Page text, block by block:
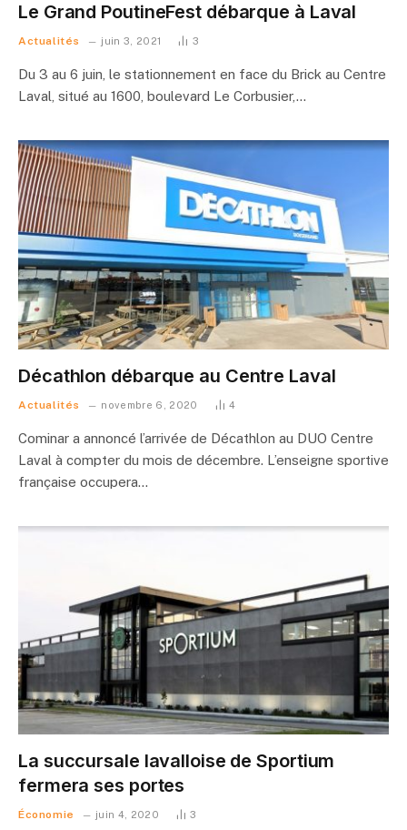
Le Grand PoutineFest débarque à Laval
Actualités juin 3, 2021 3
Du 3 au 6 juin, le stationnement en face du Brick au Centre
Laval, situé au 1600, boulevard Le Corbusier,…
Décathlon débarque au Centre Laval
Actualités novembre 6, 2020 4
Cominar a annoncé l’arrivée de Décathlon au DUO Centre
Laval à compter du mois de décembre. L’enseigne sportive
française occupera…
La succursale lavalloise de Sportium
fermera ses portes
Économie juin 4, 2020 3